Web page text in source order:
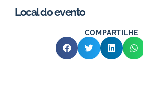
Local do evento
COMPARTILHE